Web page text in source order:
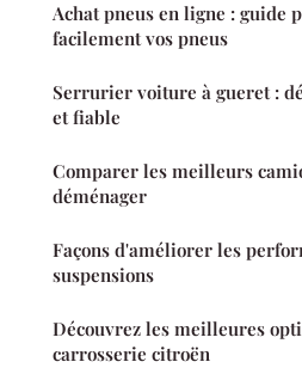
Achat pneus en ligne : guide
facilement vos pneus
Serrurier voiture à gueret :
et fiable
Comparer les meilleurs
déménager
Façons d'améliorer les
suspensions
Découvrez les meilleures
carrosserie citroën